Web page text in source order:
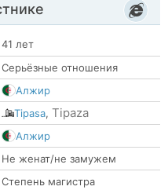
41 лет
Серьёзные отношения
Алжир
Tipasa, Tipaza
Алжир
Не женат/не замужем
Степень магистра